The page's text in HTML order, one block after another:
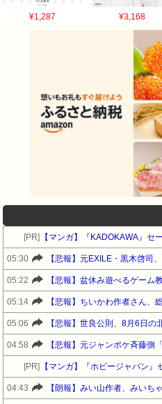
¥1,287 ¥3,168
[PR] 【マンガ】『KADOKAWA』セ
05:30 【悲報】元EXILE・黒木啓司
05:22 【悲報】盆休み遊べるゲーム
05:14 【悲報】ちいかわ作者さん、
05:06 【悲報】世良公則、8月6日
04:58 【悲報】元ジャンポケ斉藤側
[PR] 【マンガ】『ホビージャパン
04:43 【朗報】みい山作者、みいち